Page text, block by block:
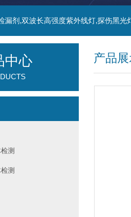
漏剂,双波长高强度紫外线灯,探伤黑光
产品
中心
测
测